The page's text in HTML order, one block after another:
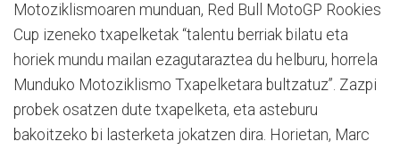
Motoziklismoaren munduan, Red Bull MotoGP Rookies
Cup izeneko txapelketak “talentu berriak bilatu eta
horiek mundu mailan ezagutaraztea du helburu, horrela
Munduko Motoziklismo Txapelketara bultzatuz”. Zazpi
probek osatzen dute txapelketa, eta asteburu
bakoitzeko bi lasterketa jokatzen dira. Horietan, Marc